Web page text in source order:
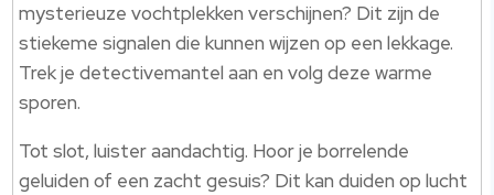
mysterieuze vochtplekken verschijnen? Dit zijn de
stiekeme signalen die kunnen wijzen op een lekkage.
Trek je detectivemantel aan en volg deze warme
sporen.
Tot slot, luister aandachtig. Hoor je borrelende
geluiden of een zacht gesuis? Dit kan duiden op lucht